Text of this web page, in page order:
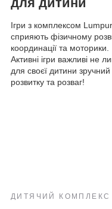
Ігри з комплексом
сприяють фізичному
координації та моторики.
Активні ігри важливі не
для своєї дитини
розвитку та розваг!
ДИТЯЧИЙ КОМПЛЕКС